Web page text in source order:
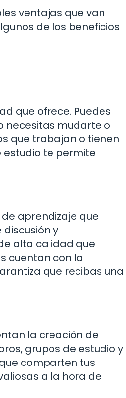
ventajas que van
de los beneficios
que ofrece. Puedes
necesitas mudarte o
que trabajan o tienen
te permite
aprendizaje que
y
alta calidad que
cuentan con la
que recibas una
la creación de
grupos de estudio y
comparten tus
a la hora de